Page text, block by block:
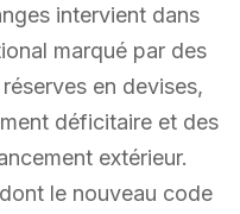
intervient dans
marqué par des
en devises,
déficitaire et des
extérieur.
le nouveau code